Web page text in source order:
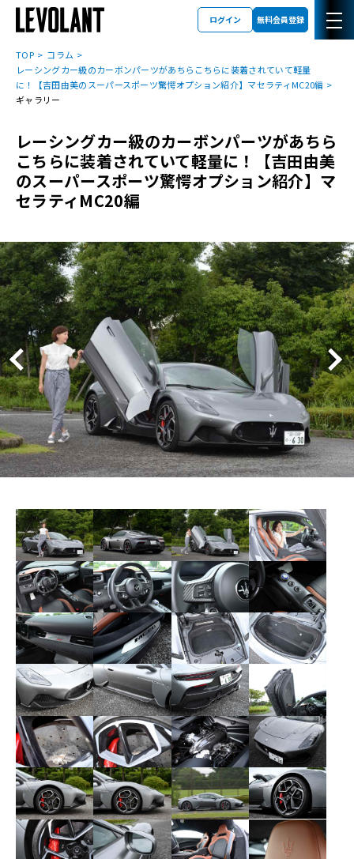
ログイン 無料会員登録
TOP
コラム
レーシングカー級のカーボンパーツがあちらこちらに装着されていて軽量
に！【吉田由美のスーパースポーツ驚愕オプション紹介】マセラティMC20編
ギャラリー
レーシングカー級のカーボンパーツがあちら
こちらに装着されていて軽量に！【吉田由美
のスーパースポーツ驚愕オプション紹介】マ
セラティMC20編